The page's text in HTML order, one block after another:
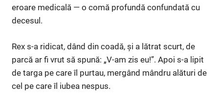
eroare medicală — o comă profundă confundată cu
decesul.
Rex s-a ridicat, dând din coadă, și a lătrat scurt, de
parcă ar fi vrut să spună: „V-am zis eu!”. Apoi s-a lipit
de targa pe care îl purtau, mergând mândru alături de
cel pe care îl iubea nespus.